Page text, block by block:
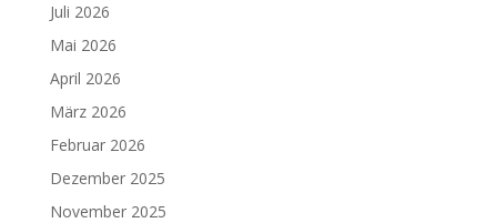
Juli 2026
Mai 2026
April 2026
März 2026
Februar 2026
Dezember 2025
November 2025